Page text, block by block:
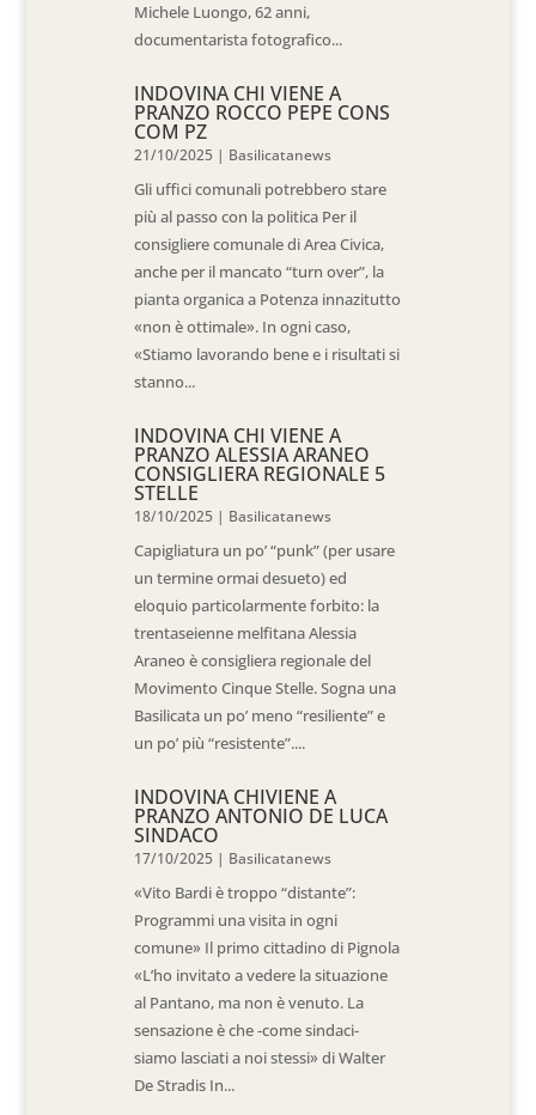
Michele Luongo, 62 anni,
documentarista fotografico...
INDOVINA CHI VIENE A
PRANZO ROCCO PEPE CONS
COM PZ
21/10/2025 | Basilicatanews
Gli uffici comunali potrebbero stare
più al passo con la politica Per il
consigliere comunale di Area Civica,
anche per il mancato “turn over”, la
pianta organica a Potenza innazitutto
«non è ottimale». In ogni caso,
«Stiamo lavorando bene e i risultati si
stanno...
INDOVINA CHI VIENE A
PRANZO ALESSIA ARANEO
CONSIGLIERA REGIONALE 5
STELLE
18/10/2025 | Basilicatanews
Capigliatura un po’ “punk” (per usare
un termine ormai desueto) ed
eloquio particolarmente forbito: la
trentaseienne melfitana Alessia
Araneo è consigliera regionale del
Movimento Cinque Stelle. Sogna una
Basilicata un po’ meno “resiliente” e
un po’ più “resistente”....
INDOVINA CHIVIENE A
PRANZO ANTONIO DE LUCA
SINDACO
17/10/2025 | Basilicatanews
«Vito Bardi è troppo “distante”:
Programmi una visita in ogni
comune» Il primo cittadino di Pignola
«L’ho invitato a vedere la situazione
al Pantano, ma non è venuto. La
sensazione è che -come sindaci-
siamo lasciati a noi stessi» di Walter
De Stradis In...